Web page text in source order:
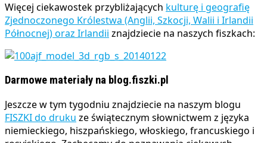
Więcej ciekawostek przybliżających kulturę i geografię
Zjednoczonego Królestwa (Anglii, Szkocji, Walii i Irlandii
Północnej) oraz Irlandii znajdziecie na naszych fiszkach:
Darmowe materiały na blog.fiszki.pl
Jeszcze w tym tygodniu znajdziecie na naszym blogu
FISZKI do druku ze świątecznym słownictwem z języka
niemieckiego, hiszpańskiego, włoskiego, francuskiego i